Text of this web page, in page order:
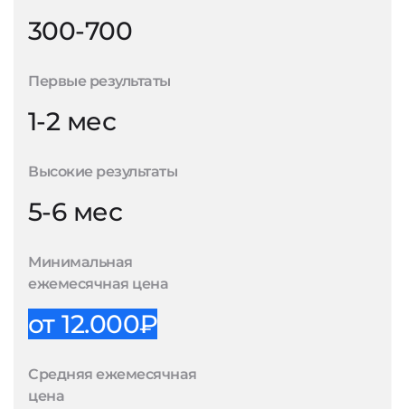
300-700
Первые результаты
1-2 мес
Высокие результаты
5-6 мес
Минимальная
ежемесячная цена
от 12.000₽
Средняя ежемесячная
цена